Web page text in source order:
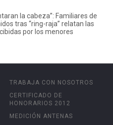
la cabeza”: Familiares de
tras “ring-raja” relatan las
por los menores
TRABAJA CON NOSOTROS
CERTIFICADO DE
HONORARIOS 2012
MEDICIÓN ANTENAS